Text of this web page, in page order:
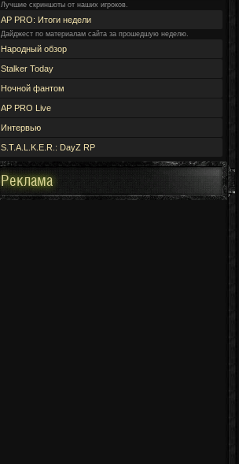
Лучшие скриншоты от наших игроков.
AP PRO: Итоги недели
Дайджест по материалам сайта за прошедшую неделю.
Народный обзор
Stalker Today
Ночной фантом
AP PRO Live
Интервью
S.T.A.L.K.E.R.: DayZ RP
Реклама